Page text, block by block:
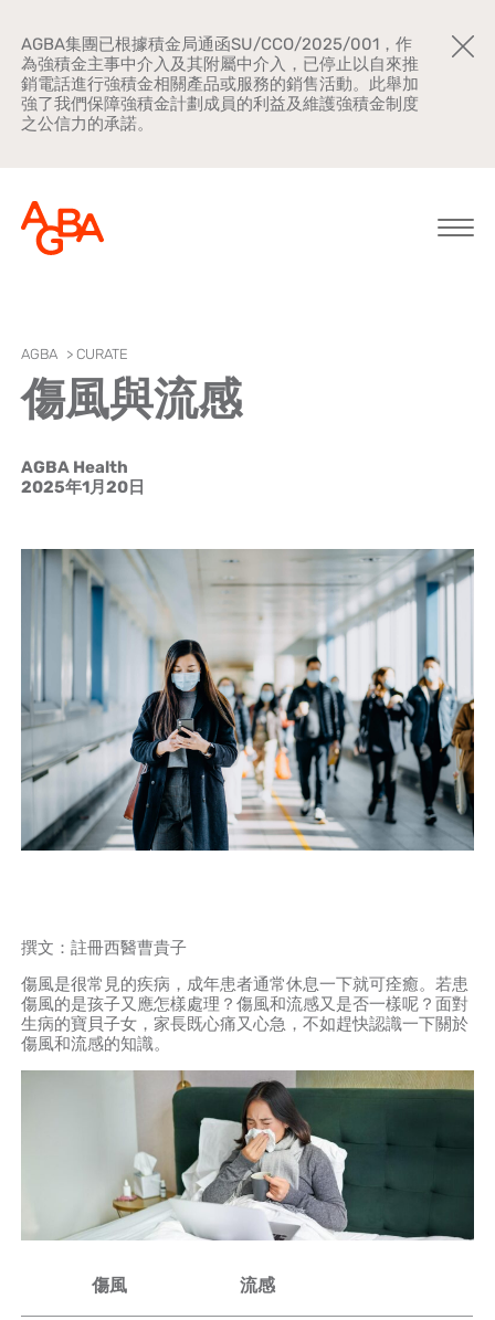
AGBA集團已根據積金局通函SU/CCO/2025/001，作
為強積金主事中介入及其附屬中介入，已停止以自來推
銷電話進行強積金相關產品或服務的銷售活動。此舉加
強了我們保障強積金計劃成員的利益及維護強積金制度
之公信力的承諾。
關於AGBA
新聞中心
公司文化
AGBA > CURATE
傷風與流感
AGBA Health
2025年1月20日
撰文：註冊西醫曹貴子
傷風是很常見的疾病，成年患者通常休息一下就可痊癒。若患
傷風的是孩子又應怎樣處理？傷風和流感又是否一樣呢？面對
生病的寶貝子女，家長既心痛又心急，不如趕快認識一下關於
傷風和流感的知識。
傷風 流感